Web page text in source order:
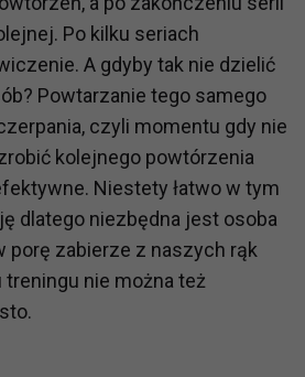
Po kilku seriach
A gdyby tak nie dzielić
Powtarzanie tego samego
czyli momentu gdy nie
kolejnego powtórzenia
Niestety łatwo w tym
dlatego niezbędna jest osoba
porę zabierze z naszych rąk
treningu nie można też